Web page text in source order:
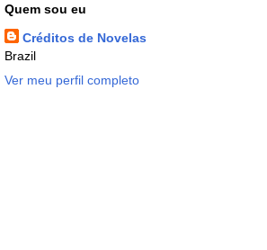
Quem sou eu
Créditos de Novelas
Brazil
Ver meu perfil completo